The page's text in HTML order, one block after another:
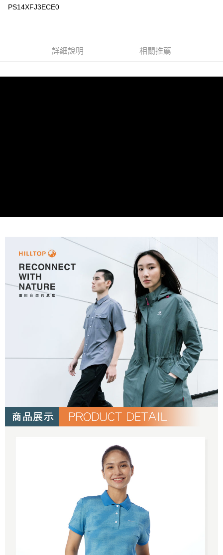
宅配
每筆NT$399，滿NT$18,000(含以上)免運費
PS14XFJ3ECE0
詳細說明 相關推薦